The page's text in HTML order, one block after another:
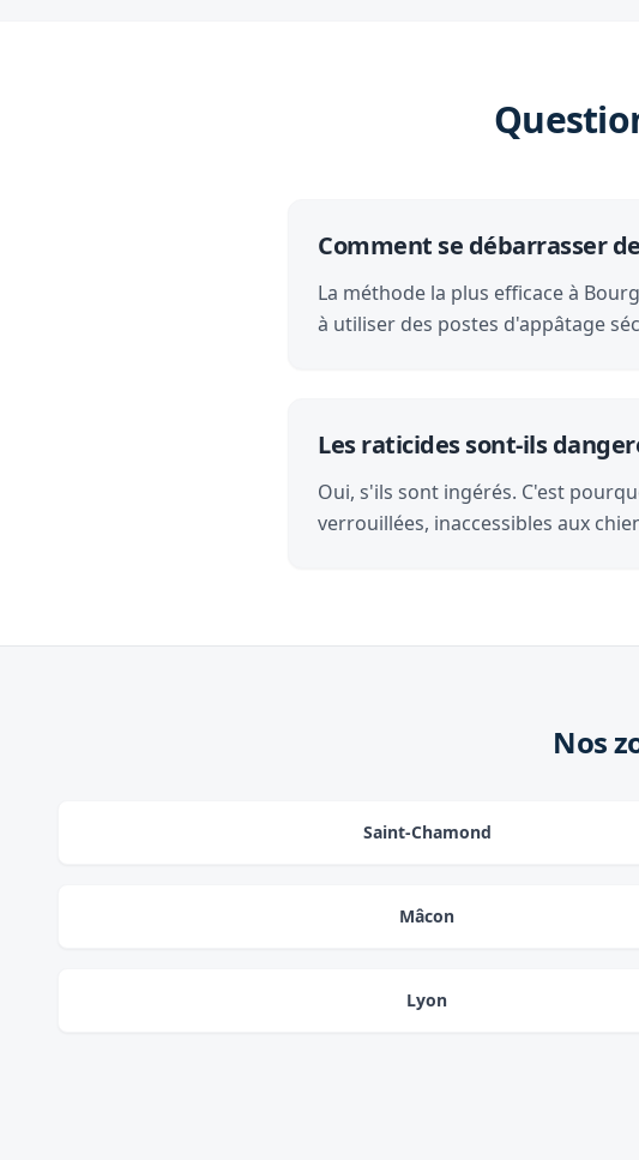
Comment se débarrasser
La méthode la plus efficace à
à utiliser des postes d'appâtage
Les raticides sont-ils
Oui, s'ils sont ingérés. C'est
verrouillées, inaccessibles aux
Nos
Saint-Chamond
Mâcon
Lyon